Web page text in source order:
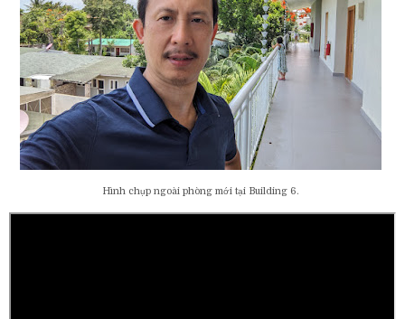
Hình chụp ngoài phòng mới tại Building 6.